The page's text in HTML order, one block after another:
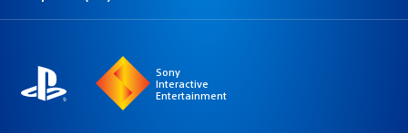
Sony
Interactive
Entertainment